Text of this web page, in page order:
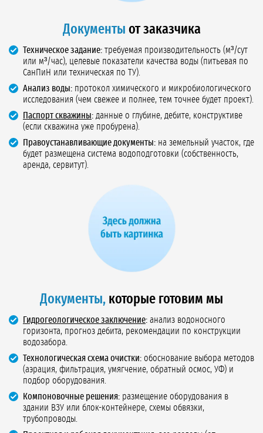
Документы от заказчика
Техническое задание: требуемая производительность (м³/сут
или м³/час), целевые показатели качества воды (питьевая по
СанПиН или техническая по ТУ).
Анализ воды: протокол химического и микробиологического
исследования (чем свежее и полнее, тем точнее будет проект).
Паспорт скважины: данные о глубине, дебите, конструктиве
(если скважина уже пробурена).
Правоустанавливающие документы: на земельный участок, где
будет размещена система водоподготовки (собственность,
аренда, сервитут).
Документы, которые готовим мы
Гидрогеологическое заключение: анализ водоносного
горизонта, прогноз дебита, рекомендации по конструкции
водозабора.
Технологическая схема очистки: обоснование выбора методов
(аэрация, фильтрация, умягчение, обратный осмос, УФ) и
подбор оборудования.
Компоновочные решения: размещение оборудования в
здании ВЗУ или блок-контейнере, схемы обвязки,
трубопроводы.